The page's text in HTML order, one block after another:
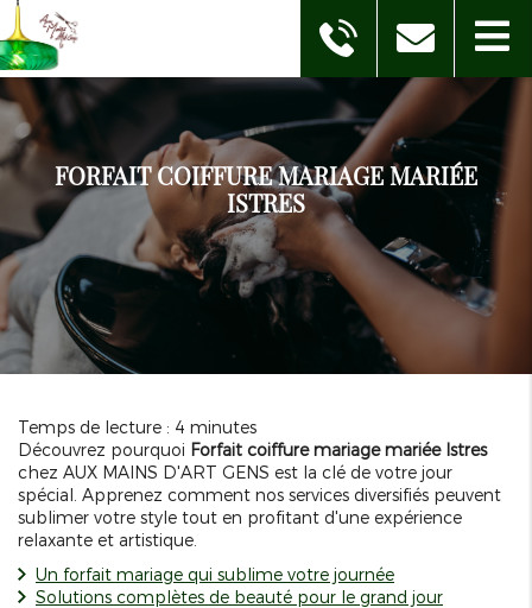
FORFAIT COIFFURE MARIAGE MARIÉE
ISTRES
Temps de lecture : 4 minutes
Découvrez pourquoi Forfait coiffure mariage mariée Istres
chez AUX MAINS D'ART GENS est la clé de votre jour
spécial. Apprenez comment nos services diversifiés peuvent
sublimer votre style tout en profitant d'une expérience
relaxante et artistique.
Un forfait mariage qui sublime votre journée
Solutions complètes de beauté pour le grand jour